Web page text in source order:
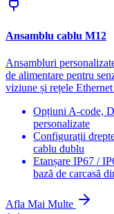
Ansamblu cablu M12
Ansambluri
de alimentare pentru
viziune și rețele
Opțiuni A-code,
personalizate
Configurații
cablu dublu
Etanșare IP67 /
bază de carcasă
Afla Mai Multe